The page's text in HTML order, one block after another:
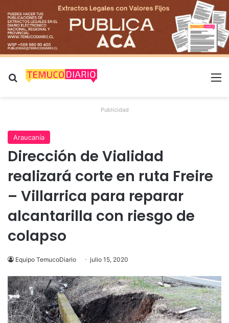
Buscar por
Publicidad
Araucanía
Dirección de Vialidad
realizará corte en ruta Freire
– Villarrica para reparar
alcantarilla con riesgo de
colapso
Equipo TemucoDiario julio 15, 2020